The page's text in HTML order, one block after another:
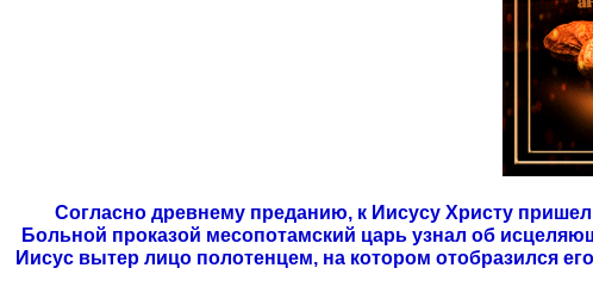
Согласно древнему преданию, к Иисусу Христу
Больной проказой месопотамский царь узнал об
Иисус вытер лицо полотенцем, на котором отобразился